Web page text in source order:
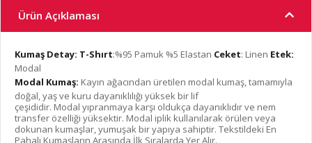
Ürün Açıklaması
Kumaş Detay: T-Shırt:%95 Pamuk %5 Elastan Ceket: Linen Etek:
Modal
Modal Kumaş: Kayın ağacından üretilen modal kumaş, tamamıyla
doğal, yaş ve kuru dayanıklılığı yüksek bir lif
çeşididir. Modal yıpranmaya karşı oldukça dayanıklıdır ve nem
transfer özelliği yüksektir. Modal iplik kullanılarak örülen veya
dokunan kumaşlar, yumuşak bir yapıya sahiptir. Tekstildeki En
Pahalı Kumaşların Arasında İlk Sıralarda Yer Alır.